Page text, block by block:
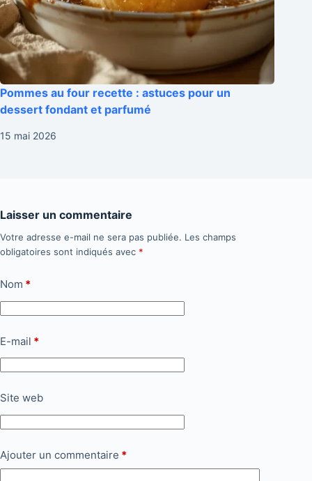
Pommes au four recette : astuces pour un
dessert fondant et parfumé
15 mai 2026
Laisser un commentaire
Votre adresse e-mail ne sera pas publiée. Les champs
obligatoires sont indiqués avec *
Nom *
E-mail *
Site web
Ajouter un commentaire *